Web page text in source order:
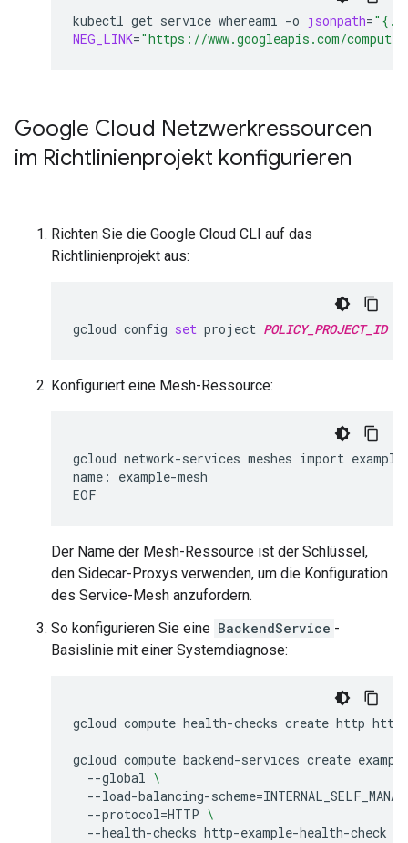
kubectl get service whereami -o jsonpath=
NEG_LINK="https://www.googleapis.com/
Google Cloud Netzwerkressourcen
im Richtlinienprojekt konfigurieren
Richten Sie die Google Cloud CLI auf das
Richtlinienprojekt aus:
gcloud config set project POLICY_PROJECT_ID
Konfiguriert eine Mesh-Ressource:
gcloud network-services meshes import
name:
example-mesh
Der Name der Mesh-Ressource ist der Schlüssel,
den Sidecar-Proxys verwenden, um die Konfiguration
des Service-Mesh anzufordern.
So konfigurieren Sie eine BackendService -
Basislinie mit einer Systemdiagnose:
gcloud compute health-checks create http http-
gcloud compute backend-services create
--global \
--load-balancing-scheme=
--protocol=HTTP \
--health-checks